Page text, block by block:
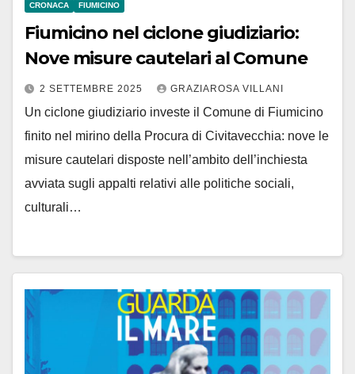
CRONACA FIUMICINO
Fiumicino nel ciclone giudiziario:
Nove misure cautelari al Comune
2 SETTEMBRE 2025 GRAZIAROSA VILLANI
Un ciclone giudiziario investe il Comune di Fiumicino
finito nel mirino della Procura di Civitavecchia: nove le
misure cautelari disposte nell’ambito dell’inchiesta
avviata sugli appalti relativi alle politiche sociali,
culturali…